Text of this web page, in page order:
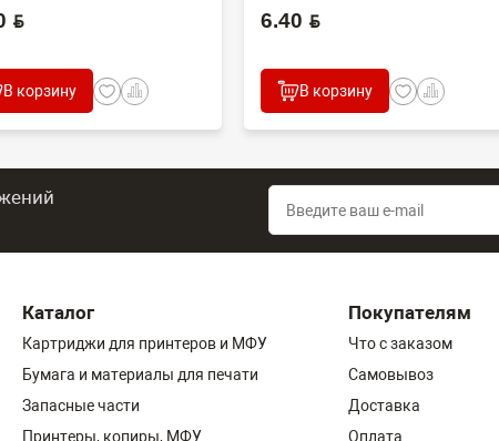
В корзину
6.40 BYN
В корзину
Каталог
Картриджи для принтеров и МФУ
Бумага и материалы для печати
Запасные части
Принтеры, копиры, МФУ
Покупателям
Что с заказом
Самовывоз
Доставка
Оплата